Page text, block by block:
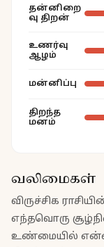
தன்னிறை
வு திறன்
உணர்வு
ஆழம்
மன்னிப்பு
திறந்த
மனம்
வலிமைகள்
விருச்சிக
எந்தவொரு
உண்மையில் என்ன